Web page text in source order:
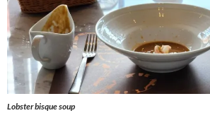
Lobster bisque soup